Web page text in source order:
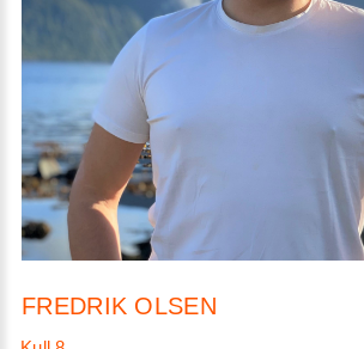
FREDRIK OLSEN